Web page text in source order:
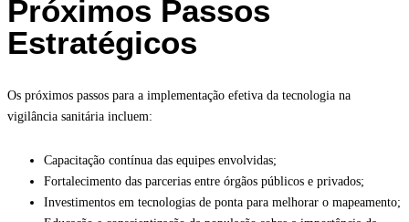
Próximos Passos
Estratégicos
Os próximos passos para a implementação efetiva da tecnologia na
vigilância sanitária incluem:
Capacitação contínua das equipes envolvidas;
Fortalecimento das parcerias entre órgãos públicos e privados;
Investimentos em tecnologias de ponta para melhorar o mapeamento;